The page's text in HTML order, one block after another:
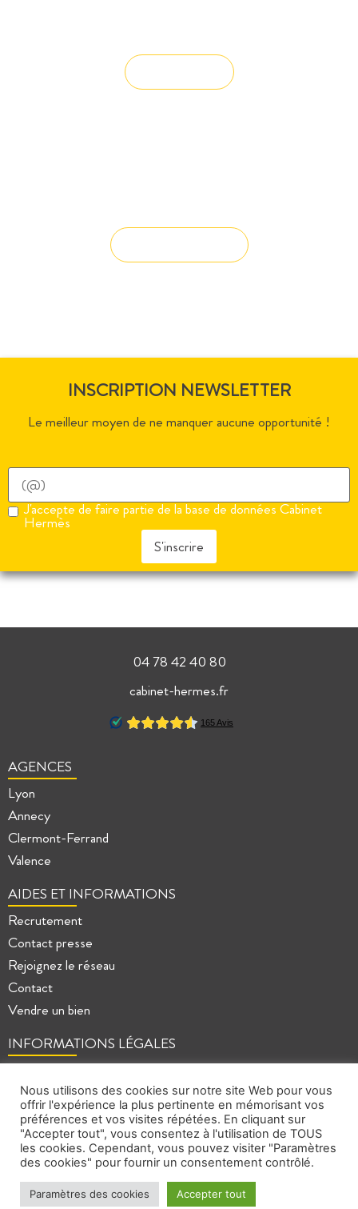
INSCRIPTION NEWSLETTER
Le meilleur moyen de ne manquer aucune opportunité !
J'accepte de faire partie de la base de données Cabinet
Hermès
S'inscrire
04 78 42 40 80
cabinet-hermes.fr
AGENCES
Lyon
Annecy
Clermont-Ferrand
Valence
AIDES ET INFORMATIONS
Recrutement
Contact presse
Rejoignez le réseau
Contact
Vendre un bien
INFORMATIONS LÉGALES
Mentions légales
Politique de confidentialité
Plan du site
Nous utilisons des cookies sur notre site Web pour vous
offrir l'expérience la plus pertinente en mémorisant vos
préférences et vos visites répétées. En cliquant sur
"Accepter tout", vous consentez à l'utilisation de TOUS
les cookies. Cependant, vous pouvez visiter "Paramètres
des cookies" pour fournir un consentement contrôlé.
Paramètres des cookies Accepter tout